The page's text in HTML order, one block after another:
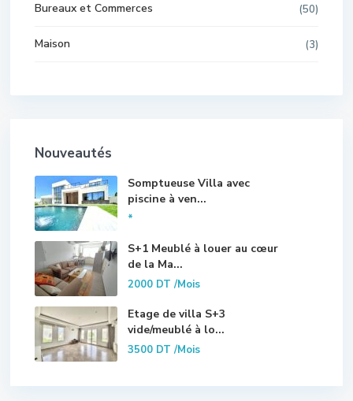
Bureaux et Commerces (50)
Maison (3)
Nouveautés
Somptueuse Villa avec
piscine à ven...
*
S+1 Meublé à louer au cœur
de la Ma...
2000 DT/Mois
Etage de villa S+3
vide/meublé à lo...
3500 DT/Mois